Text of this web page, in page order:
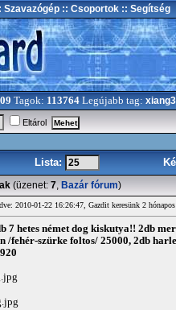
Szavazógép :: Csoportok :: Segítség
Tagok: 113764 Legújabb tag:
Eltárol
Lista:
(üzenet: 7, Bazár fórum)
2010-01-22 16:26:47, Gazdit keresünk 2
7 hetes német dog kiskutya!! 2db
/fehér-szürke foltos/ 25000, 2db